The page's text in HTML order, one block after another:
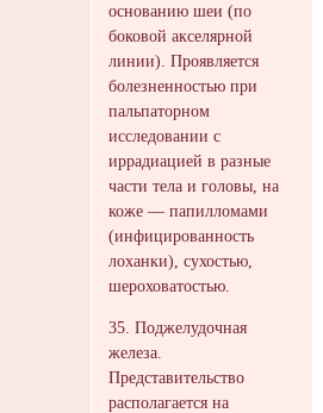
основанию шеи (по
боковой акселярной
линии). Проявляется
болезненностью при
пальпаторном
исследовании с
иррадиацией в разные
части тела и головы, на
коже — папилломами
(инфицированность
лоханки), сухостью,
шероховатостью.
35. Поджелудочная
железа.
Представительство
располагается на